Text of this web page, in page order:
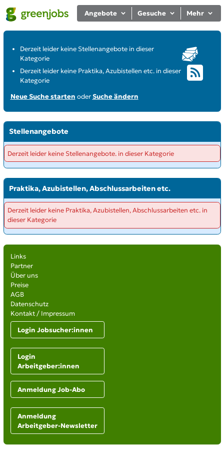
Angebote Gesuche Mehr
Derzeit leider keine Stellenangebote in dieser
Kategorie
Derzeit leider keine Praktika, Azubistellen etc. in dieser
Kategorie
Neue Suche starten oderSuche ändern
Stellenangebote
Derzeit leider keine Stellenangebote. in dieser Kategorie
Praktika, Azubistellen, Abschlussarbeiten etc.
Derzeit leider keine Praktika, Azubistellen, Abschlussarbeiten etc. in
dieser Kategorie
Links
Partner
Über uns
Preise
AGB
Datenschutz
Kontakt / Impressum
Login Jobsucher:innen
Login
Arbeitgeber:innen
Anmeldung Job-Abo
Anmeldung
Arbeitgeber-Newsletter